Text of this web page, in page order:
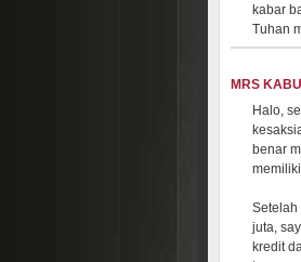
kabar
Tuhan
MRS
Halo,
benar
Setelah
juta,
kredit